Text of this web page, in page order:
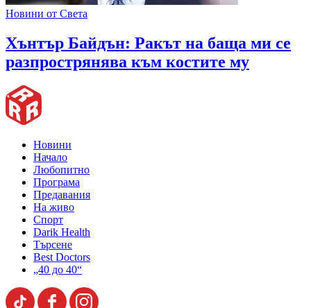
Новини от Света
Хънтър Байдън: Ракът на баща ми се
разпрострянява към костите му
Новини
Начало
Любопитно
Програма
Предавания
На живо
Спорт
Darik Health
Търсене
Best Doctors
„40 до 40“